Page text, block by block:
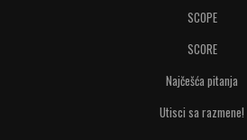
SCOPE
SCORE
Najčešća pitanja
Utisci sa razmene!